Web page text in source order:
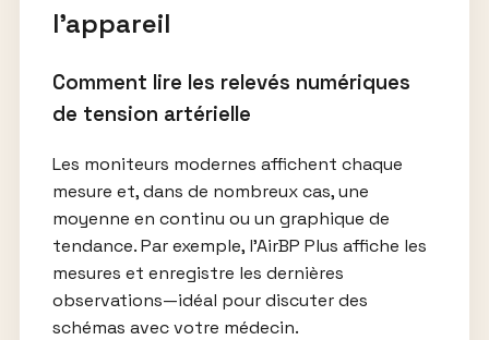
l’appareil
Comment lire les relevés numériques
de tension artérielle
Les moniteurs modernes affichent chaque
mesure et, dans de nombreux cas, une
moyenne en continu ou un graphique de
tendance. Par exemple, l’AirBP Plus affiche les
mesures et enregistre les dernières
observations—idéal pour discuter des
schémas avec votre médecin.